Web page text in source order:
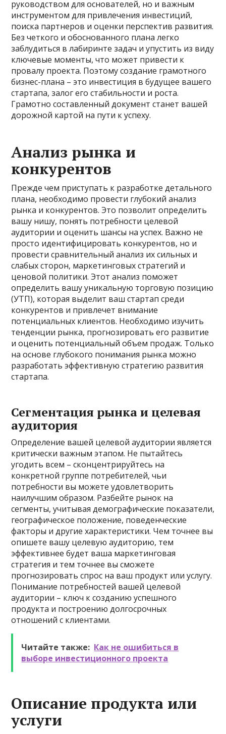
руководством для основателей, но и важным
инструментом для привлечения инвестиций,
поиска партнеров и оценки перспектив развития.
Без четкого и обоснованного плана легко
заблудиться в лабиринте задач и упустить из виду
ключевые моменты, что может привести к
провалу проекта. Поэтому создание грамотного
бизнес-плана – это инвестиция в будущее вашего
стартапа, залог его стабильности и роста.
Грамотно составленный документ станет вашей
дорожной картой на пути к успеху.
Анализ рынка и
конкурентов
Прежде чем приступать к разработке детального
плана, необходимо провести глубокий анализ
рынка и конкурентов. Это позволит определить
вашу нишу, понять потребности целевой
аудитории и оценить шансы на успех. Важно не
просто идентифицировать конкурентов, но и
провести сравнительный анализ их сильных и
слабых сторон, маркетинговых стратегий и
ценовой политики. Этот анализ поможет
определить вашу уникальную торговую позицию
(УТП), которая выделит ваш стартап среди
конкурентов и привлечет внимание
потенциальных клиентов. Необходимо изучить
тенденции рынка, прогнозировать его развитие
и оценить потенциальный объем продаж. Только
на основе глубокого понимания рынка можно
разработать эффективную стратегию развития
стартапа.
Сегментация рынка и целевая
аудитория
Определение вашей целевой аудитории является
критически важным этапом. Не пытайтесь
угодить всем – сконцентрируйтесь на
конкретной группе потребителей, чьи
потребности вы можете удовлетворить
наилучшим образом. Разбейте рынок на
сегменты, учитывая демографические показатели,
географическое положение, поведенческие
факторы и другие характеристики. Чем точнее вы
опишете вашу целевую аудиторию, тем
эффективнее будет ваша маркетинговая
стратегия и тем точнее вы сможете
прогнозировать спрос на ваш продукт или услугу.
Понимание потребностей вашей целевой
аудитории – ключ к созданию успешного
продукта и построению долгосрочных
отношений с клиентами.
Читайте также: Как не ошибиться в
выборе инвестиционного проекта
Описание продукта или
услуги